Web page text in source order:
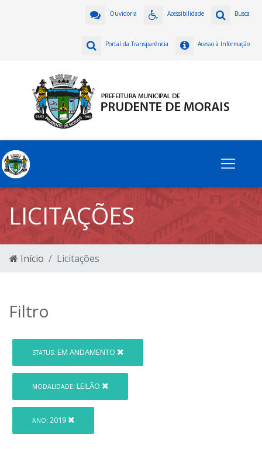
Busca
Acessibilidade
Ouvidoria
Acesso à Informação
Portal da Transparência
LICITAÇÕES
Início Licitações
Filtro
STATUS: EM ANDAMENTO
MODALIDADE: LEILÃO
ANO: 2019